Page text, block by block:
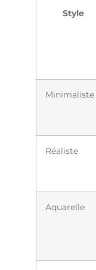
Style
Minimaliste
Réaliste
Aquarelle